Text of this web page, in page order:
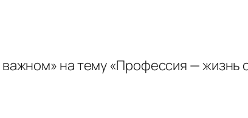
на тему «Профессия — жизнь